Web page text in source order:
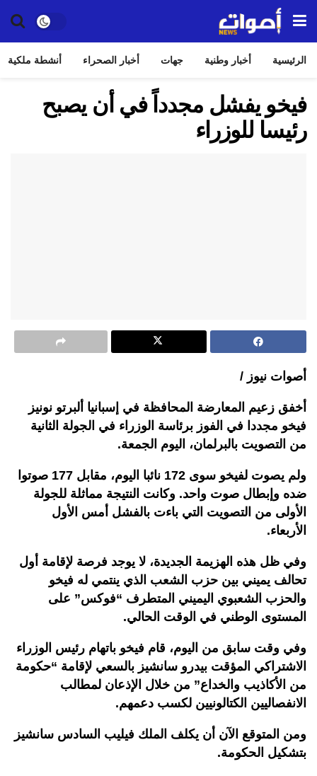
الرئيسية أخبار وطنية جهات أخبار الصحراء أنشطة ملكية
فيخو يفشل مجدداً في أن يصبح
رئيسا للوزراء
أصوات نيوز /
أخفق زعيم المعارضة المحافظة في إسبانيا ألبرتو نونيز
فيخو مجددا في الفوز برئاسة الوزراء في الجولة الثانية
من التصويت بالبرلمان، اليوم الجمعة.
ولم يصوت لفيخو سوى 172 نائبا اليوم، مقابل 177 صوتوا
ضده وإبطال صوت واحد. وكانت النتيجة مماثلة للجولة
الأولى من التصويت التي باءت بالفشل أمس الأول
الأربعاء.
وفي ظل هذه الهزيمة الجديدة، لا يوجد فرصة لإقامة أول
تحالف يميني بين حزب الشعب الذي ينتمي له فيخو
والحزب الشعبوي اليميني المتطرف “فوكس” على
المستوى الوطني في الوقت الحالي.
وفي وقت سابق من اليوم، قام فيخو باتهام رئيس الوزراء
الاشتراكي المؤقت بيدرو سانشيز بالسعي لإقامة “حكومة
من الأكاذيب والخداع” من خلال الإذعان لمطالب
الانفصاليين الكتالونيين لكسب دعمهم.
ومن المتوقع الآن أن يكلف الملك فيليب السادس سانشيز
بتشكيل الحكومة.